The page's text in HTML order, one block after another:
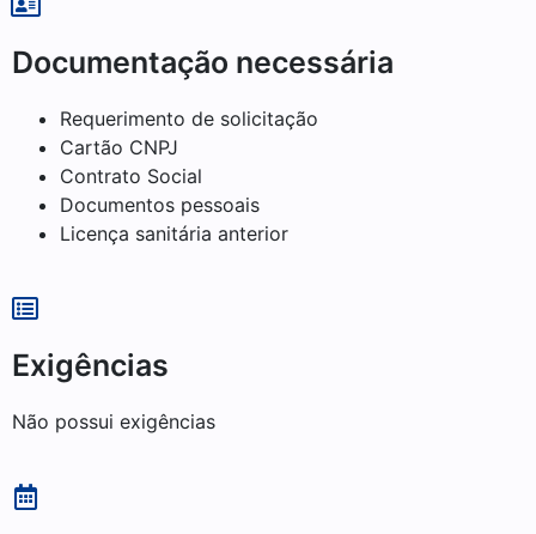
Documentação necessária
Requerimento de solicitação
Cartão CNPJ
Contrato Social
Documentos pessoais
Licença sanitária anterior
Exigências
Não possui exigências